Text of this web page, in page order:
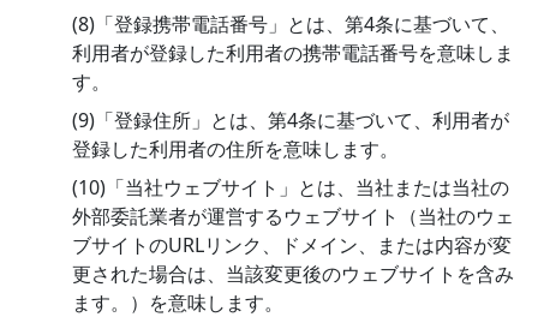
(8)「登録携帯電話番号」とは、第4条に基づいて、
利用者が登録した利用者の携帯電話番号を意味しま
す。
(9)「登録住所」とは、第4条に基づいて、利用者が
登録した利用者の住所を意味します。
(10)「当社ウェブサイト」とは、当社または当社の
外部委託業者が運営するウェブサイト（当社のウェ
ブサイトのURLリンク、ドメイン、または内容が変
更された場合は、当該変更後のウェブサイトを含み
ます。）を意味します。